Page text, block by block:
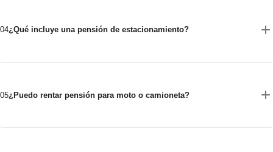
04¿Qué incluye una pensión de estacionamiento?
05¿Puedo rentar pensión para moto o camioneta?